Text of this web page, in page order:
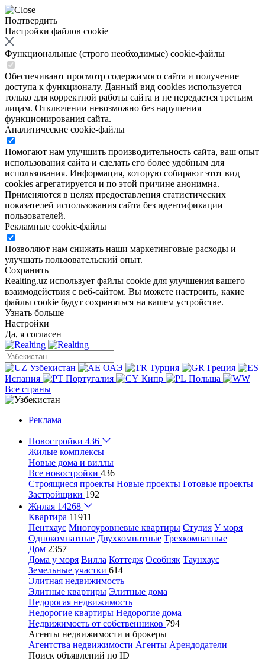
Подтвердить
Настройки файлов cookie
Функциональные (строго необходимые) cookie-файлы
Обеспечивают просмотр содержимого сайта и получение
доступа к функционалу. Данный вид cookies используется
только для корректной работы сайта и не передается третьим
лицам. Отключении невозможно без нарушения
функционирования сайта.
Аналитические cookie-файлы
Помогают нам улучшить производительность сайта, ваш опыт
использования сайта и сделать его более удобным для
использования. Информация, которую собирают этот вид
cookies агрегатируется и по этой причине анонимна.
Применяются в целях предоставления статистических
показателей использования сайта без идентификации
пользователей.
Рекламные cookie-файлы
Позволяют нам снижать наши маркетинговые расходы и
улучшать пользовательский опыт.
Сохранить
Realting.uz использует файлы cookie для улучшения вашего
взаимодействия с веб-сайтом. Вы можете настроить, какие
файлы cookie будут сохраняться на вашем устройстве.
Узнать больше
Настройки
Да, я согласен
Узбекистан ОАЭ Турция
Греция
Испания
Португалия Кипр
Польша
Все страны
Реклама
Новостройки 436
Жилые комплексы
Новые дома и виллы
Все новостройки 436
Строящиеся проекты Новые проекты Готовые проекты
Застройщики 192
Жилая 14268
Квартира 11911
Пентхаус Многоуровневые квартиры Студия У моря
Однокомнатные Двухкомнатные Трехкомнатные
Дом 2357
Дома у моря Вилла Коттедж Особняк Таунхаус
Земельные участки 614
Элитная недвижимость
Элитные квартиры Элитные дома
Недорогая недвижимость
Недорогие квартиры Недорогие дома
Недвижимость от собственников 794
Агенты недвижимости и брокеры
Агентства недвижимости Агенты Арендодатели
Поиск объявлений по ID